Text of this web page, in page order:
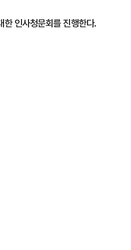
인사청문회를 진행한다.